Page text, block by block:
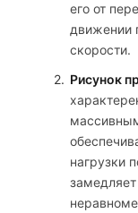
его от
движении
скорости.
Рисунок
нагрузки